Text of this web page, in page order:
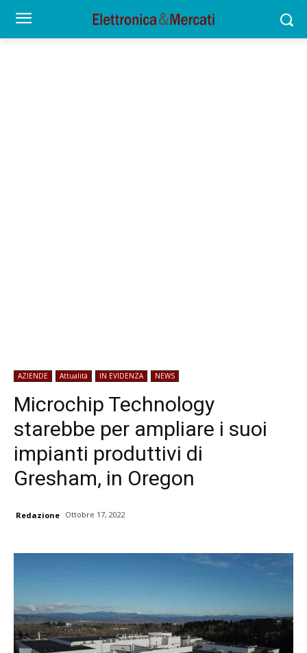
AZIENDE Attualità IN EVIDENZA NEWS
Microchip Technology
starebbe per ampliare i suoi
impianti produttivi di
Gresham, in Oregon
Redazione Ottobre 17, 2022